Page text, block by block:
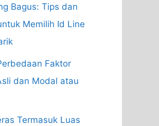
Bagus: Tips dan
Memilih Id Line
Faktor
dan Modal atau
Termasuk Luas